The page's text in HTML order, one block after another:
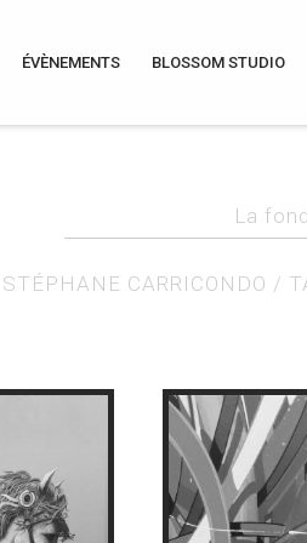
ÉVÈNEMENTS BLOSSOM STUDIO
La
STÉPHANE CARRICONDO /